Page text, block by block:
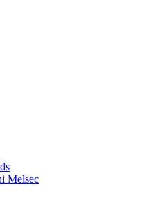
Melsec